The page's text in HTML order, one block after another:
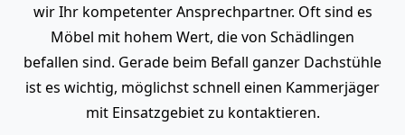
wir Ihr kompetenter Ansprechpartner. Oft sind es
Möbel mit hohem Wert, die von Schädlingen
befallen sind. Gerade beim Befall ganzer Dachstühle
ist es wichtig, möglichst schnell einen Kammerjäger
mit Einsatzgebiet zu kontaktieren.